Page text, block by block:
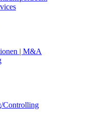
| M&A
Controlling